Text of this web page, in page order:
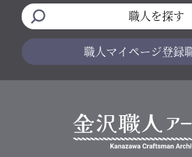
職人を探す
職人マイページ登録